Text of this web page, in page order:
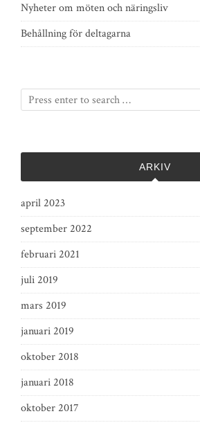
Nyheter om möten och näringsliv
Behållning för deltagarna
ARKIV
april 2023
september 2022
februari 2021
juli 2019
mars 2019
januari 2019
oktober 2018
januari 2018
oktober 2017